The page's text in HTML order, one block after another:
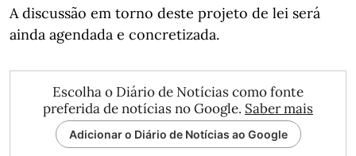
A discussão em torno deste projeto de lei será
ainda agendada e concretizada.
Escolha o Diário de Notícias como fonte
preferida de notícias no Google. Saber mais
Adicionar o Diário de Notícias ao Google